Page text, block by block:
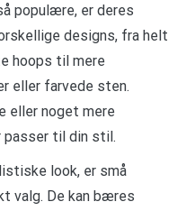
populære, er deres
designs, fra helt
hoops til mere
eller farvede sten.
eller noget mere
passer til din stil.
look, er små
valg. De kan bæres